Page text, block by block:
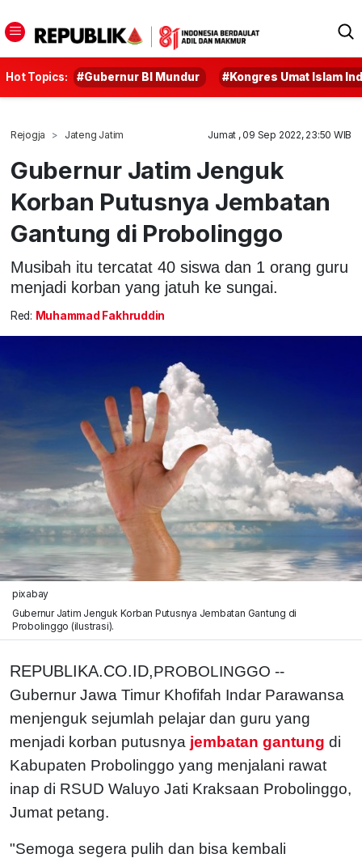
Hot Topics: #Gubernur BI Mundur #Kongres Umat Islam
Rejogja Jateng Jatim Jumat , 09 Sep 2022, 23:50 WIB
Gubernur Jatim Jenguk
Korban Putusnya Jembatan
Gantung di Probolinggo
Musibah itu tercatat 40 siswa dan 1 orang guru
menjadi korban yang jatuh ke sungai.
Red: Muhammad Fakhruddin
pixabay
Gubernur Jatim Jenguk Korban Putusnya Jembatan Gantung di
Probolinggo (ilustrasi).
REPUBLIKA.CO.ID,PROBOLINGGO --
Gubernur Jawa Timur Khofifah Indar Parawansa
menjenguk sejumlah pelajar dan guru yang
menjadi korban putusnya jembatan gantung di
Kabupaten Probolinggo yang menjalani rawat
inap di RSUD Waluyo Jati Kraksaan Probolinggo,
Jumat petang.
"Semoga segera pulih dan bisa kembali